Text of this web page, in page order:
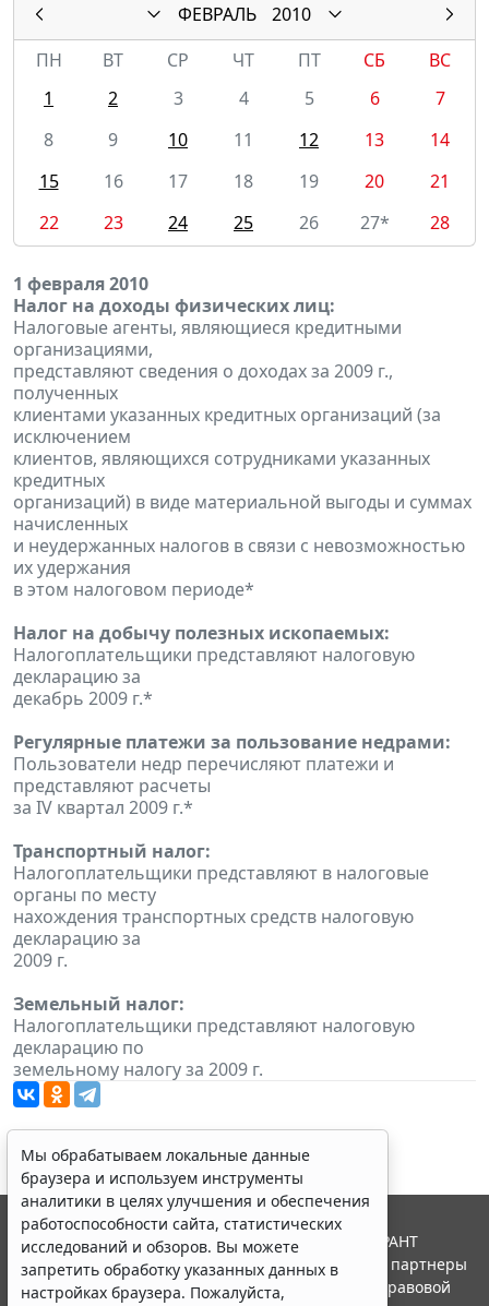
ФЕВРАЛЬ
2010
ПН
ВТ СР ЧТ ПТ СБ
ВС
1
2 3 4 5 6
7
8
9 10 11 12 13
14
15
16 17 18 19 20
21
22
23 24 25 26 27* 28
1 февраля 2010
Налог на доходы физических лиц:
Налоговые агенты, являющиеся кредитными
организациями,
представляют сведения о доходах за 2009 г.,
полученных
клиентами указанных кредитных организаций (за
исключением
клиентов, являющихся сотрудниками указанных
кредитных
организаций) в виде материальной выгоды и суммах
начисленных
и неудержанных налогов в связи с невозможностью
их удержания
в этом налоговом периоде*
Налог на добычу полезных ископаемых:
Налогоплательщики представляют налоговую
декларацию за
декабрь 2009 г.*
Регулярные платежи за пользование недрами:
Пользователи недр перечисляют платежи и
представляют расчеты
за IV квартал 2009 г.*
Транспортный налог:
Налогоплательщики представляют в налоговые
органы по месту
нахождения транспортных средств налоговую
декларацию за
2009 г.
Земельный налог:
Налогоплательщики представляют налоговую
декларацию по
земельному налогу за 2009 г.
Мы обрабатываем локальные данные
браузера и используем инструменты
аналитики в целях улучшения и обеспечения
работоспособности сайта, статистических
исследований и обзоров. Вы можете
запретить обработку указанных данных в
настройках браузера. Пожалуйста,
© ООО "НПП "ГАРАНТ-СЕРВИС", 2026. Система ГАРАНТ
выпускается с 1990 года. Компания "Гарант" и ее партнеры
являются участниками Российской ассоциации правовой